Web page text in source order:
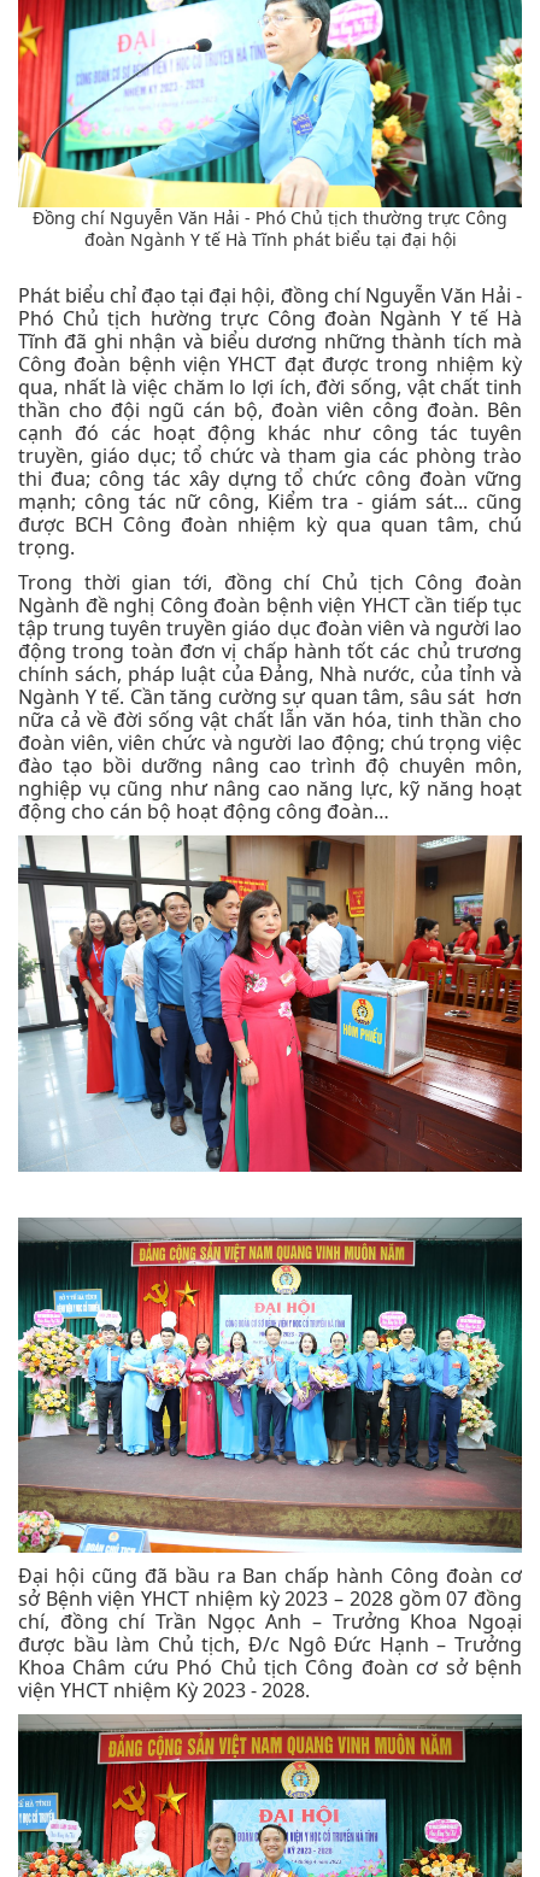
Đồng chí Nguyễn Văn Hải - Phó Chủ tịch thường trực Công
đoàn Ngành Y tế Hà Tĩnh phát biểu tại đại hội
Phát biểu chỉ đạo tại đại hội, đồng chí Nguyễn Văn Hải -
Phó Chủ tịch hường trực Công đoàn Ngành Y tế Hà
Tĩnh đã ghi nhận và biểu dương những thành tích mà
Công đoàn bệnh viện YHCT đạt được trong nhiệm kỳ
qua, nhất là việc chăm lo lợi ích, đời sống, vật chất tinh
thần cho đội ngũ cán bộ, đoàn viên công đoàn. Bên
cạnh đó các hoạt động khác như công tác tuyên
truyền, giáo dục; tổ chức và tham gia các phòng trào
thi đua; công tác xây dựng tổ chức công đoàn vững
mạnh; công tác nữ công, Kiểm tra - giám sát... cũng
được BCH Công đoàn nhiệm kỳ qua quan tâm, chú
trọng.
Trong thời gian tới, đồng chí Chủ tịch Công đoàn
Ngành đề nghị Công đoàn bệnh viện YHCT cần tiếp tục
tập trung tuyên truyền giáo dục đoàn viên và người lao
động trong toàn đơn vị chấp hành tốt các chủ trương
chính sách, pháp luật của Đảng, Nhà nước, của tỉnh và
Ngành Y tế. Cần tăng cường sự quan tâm, sâu sát hơn
nữa cả về đời sống vật chất lẫn văn hóa, tinh thần cho
đoàn viên, viên chức và người lao động; chú trọng việc
đào tạo bồi dưỡng nâng cao trình độ chuyên môn,
nghiệp vụ cũng như nâng cao năng lực, kỹ năng hoạt
động cho cán bộ hoạt động công đoàn…
Đại hội cũng đã bầu ra Ban chấp hành Công đoàn cơ
sở Bệnh viện YHCT nhiệm kỳ 2023 – 2028 gồm 07 đồng
chí, đồng chí Trần Ngọc Anh – Trưởng Khoa Ngoại
được bầu làm Chủ tịch, Đ/c Ngô Đức Hạnh – Trưởng
Khoa Châm cứu Phó Chủ tịch Công đoàn cơ sở bệnh
viện YHCT nhiệm Kỳ 2023 - 2028.